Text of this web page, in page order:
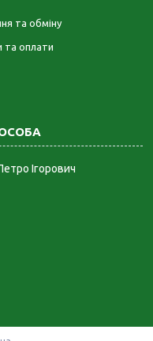
та обміну
та оплати
Ігорович